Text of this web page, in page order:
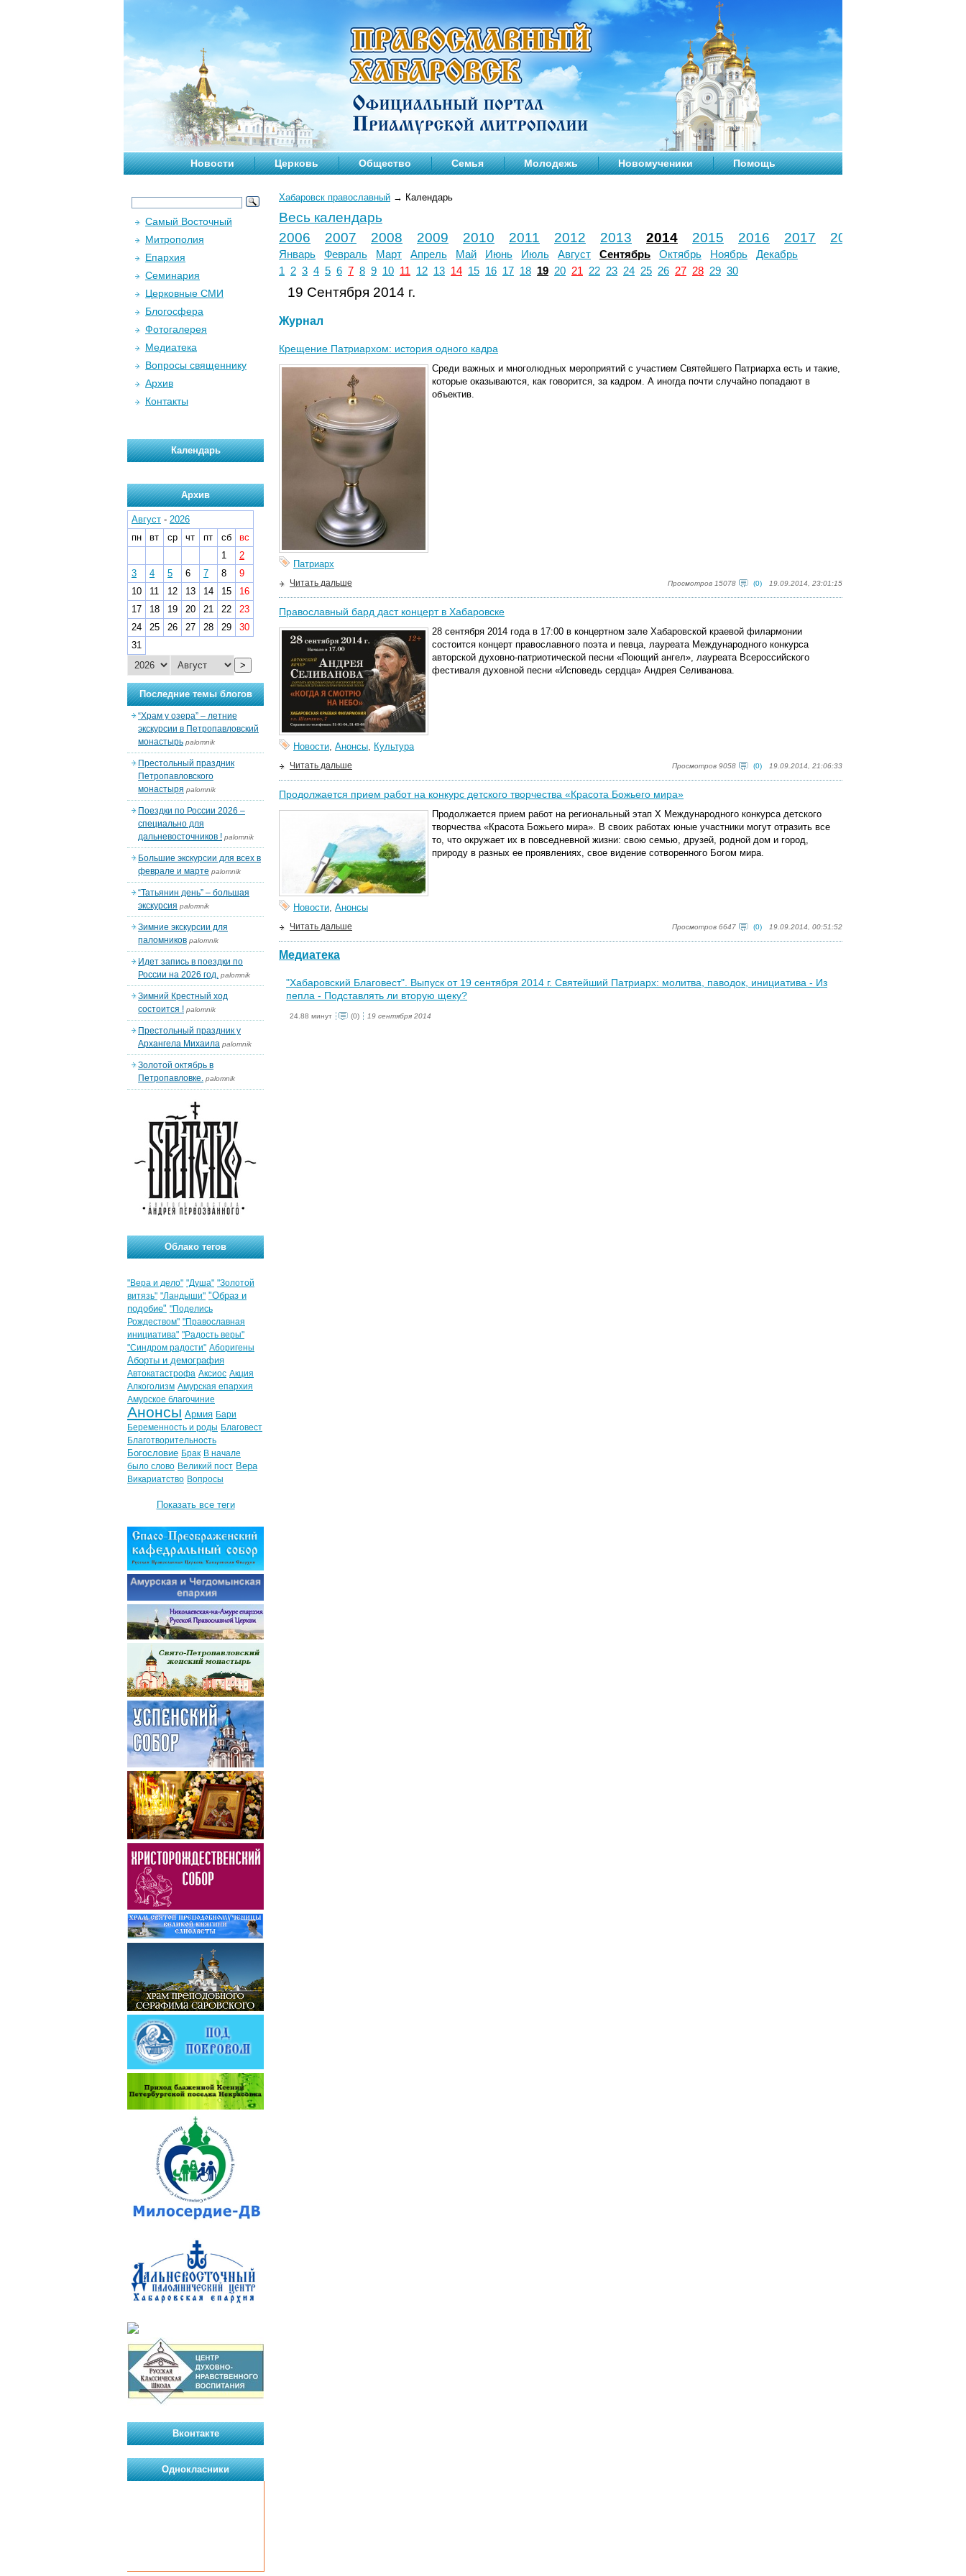
Новости Церковь Общество Семья Молодежь Новомученики Помощь
Хабаровск православный → Календарь
Весь календарь
2006
2007 2008 2009 2010 2011 2012 2013 2014 2015 2016 2017 2018
Январь Февраль Март Апрель Май Июнь Июль Август Сентябрь Октябрь Ноябрь
Декабрь
1
2 3 4 5 6 7 8 9 10 11 12 13 14 15 16 17 18 19 20 21 22 23 24 25 26 27 28 29 30
19 Сентября 2014 г.
Журнал
Крещение Патриархом: история одного кадра
Среди важных и многолюдных мероприятий с участием Святейшего Патриарха есть и такие,
которые оказываются, как говорится, за кадром. А иногда почти случайно попадают в
объектив.
Патриарх
Просмотров 15078 (0) 19.09.2014, 23:01:15
Читать дальше
Православный бард даст концерт в Хабаровске
28 сентября 2014 года в 17:00 в концертном зале Хабаровской краевой филармонии
состоится концерт православного поэта и певца, лауреата Международного конкурса
авторской духовно-патриотической песни «Поющий ангел», лауреата Всероссийского
фестиваля духовной песни «Исповедь сердца» Андрея Селиванова.
Новости, Анонсы, Культура
Просмотров 9058 (0) 19.09.2014, 21:06:33
Читать дальше
Продолжается прием работ на конкурс детского творчества «Красота Божьего мира»
Продолжается прием работ на региональный этап X Международного конкурса детского
творчества «Красота Божьего мира». В своих работах юные участники могут отразить все
то, что окружает их в повседневной жизни: свою семью, друзей, родной дом и город,
природу в разных ее проявлениях, свое видение сотворенного Богом мира.
Новости, Анонсы
Просмотров 6647 (0) 19.09.2014, 00:51:52
Читать дальше
Медиатека
"Хабаровский Благовест". Выпуск от 19 сентября 2014 г. Святейший Патриарх: молитва, паводок, инициатива - Из
пепла - Подставлять ли вторую щеку?
24.88 минут (0) 19 сентября 2014
Самый Восточный
Митрополия
Епархия
Семинария
Церковные СМИ
Блогосфера
Фотогалерея
Медиатека
Вопросы священнику
Архив
Контакты
Календарь
Архив
Август - 2026
пн
вт ср чт пт сб
вс
1
2
3
4 5 6 7 8
9
10
11 12 13 14 15
16
17
18 19 20 21 22
23
24
25 26 27 28 29
30
31
>
Последние темы блогов
“Храм у озера” – летние
экскурсии в Петропавловский
монастырь palomnik
Престольный праздник
Петропавловского
монастыря palomnik
Поездки по России 2026 –
специально для
дальневосточников ! palomnik
Большие экскурсии для всех в
феврале и марте palomnik
“Татьянин день” – большая
экскурсия palomnik
Зимние экскурсии для
паломников palomnik
Идет запись в поездки по
России на 2026 год. palomnik
Зимний Крестный ход
состоится ! palomnik
Престольный праздник у
Архангела Михаила palomnik
Золотой октябрь в
Петропавловке. palomnik
Облако тегов
"Вера и дело" "Душа" "Золотой
витязь" "Ландыши" "Образ и
подобие" "Поделись
Рождеством" "Православная
инициатива" "Радость веры"
"Синдром радости" Аборигены
Аборты и демография
Автокатастрофа Аксиос Акция
Алкоголизм Амурская епархия
Амурское благочиние
Анонсы Армия Бари
Беременность и роды Благовест
Благотворительность
Богословие Брак В начале
было слово Великий пост Вера
Викариатство Вопросы
Показать все теги
Вконтакте
Однокласники